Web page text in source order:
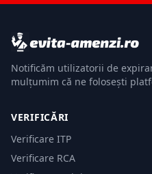
Notificăm utilizatorii de
mulțumim că ne folosești
VERIFICĂRI
Verificare ITP
Verificare RCA